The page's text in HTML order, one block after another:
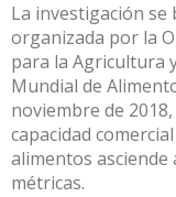
La investigación
organizada por la
para la Agricultura
Mundial de
noviembre de
capacidad
alimentos asciende
métricas.